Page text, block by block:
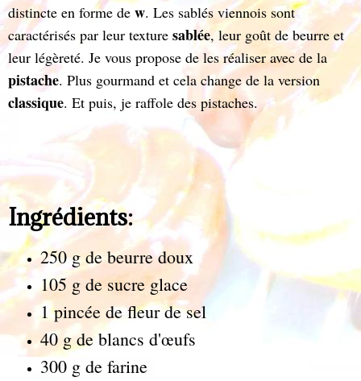
distincte en forme de w. Les sablés viennois sont
caractérisés par leur texture sablée, leur goût de beurre et
leur légèreté. Je vous propose de les réaliser avec de la
pistache. Plus gourmand et cela change de la version
classique. Et puis, je raffole des pistaches.
Ingrédients:
250 g de beurre doux
105 g de sucre glace
1 pincée de fleur de sel
40 g de blancs d'œufs
300 g de farine